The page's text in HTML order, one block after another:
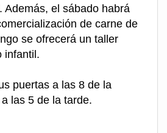
Además, el sábado habrá
de carne de
se ofrecerá un taller
infantil.
puertas a las 8 de la
las 5 de la tarde.